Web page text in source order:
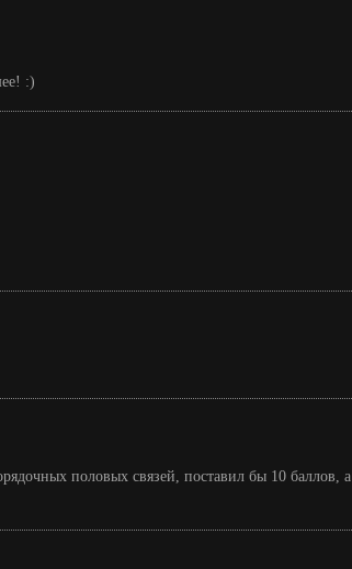
:)
половых связей, поставил бы 10 баллов, а